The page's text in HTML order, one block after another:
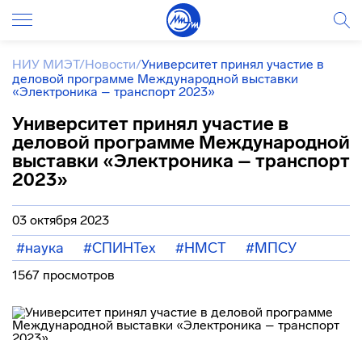
НИУ МИЭТ/Новости/Университет принял участие в
деловой программе Международной выставки
«Электроника – транспорт 2023»
Университет принял участие в
деловой программе Международной
выставки «Электроника – транспорт
2023»
03 октября 2023
#наука #СПИНТех #НМСТ #МПСУ
1567 просмотров